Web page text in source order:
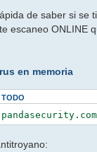
de saber si se
escaneo ONLINE
en memoria